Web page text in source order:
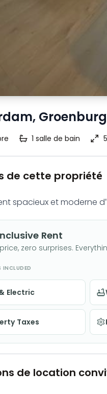
1 salle de bain
de cette propriété
spacieux et moderne
Rent
zero surprises.
INCLUDED
Electric
Taxes
de location